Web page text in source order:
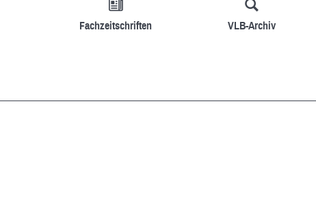
Fachzeitschriften VLB-Archiv